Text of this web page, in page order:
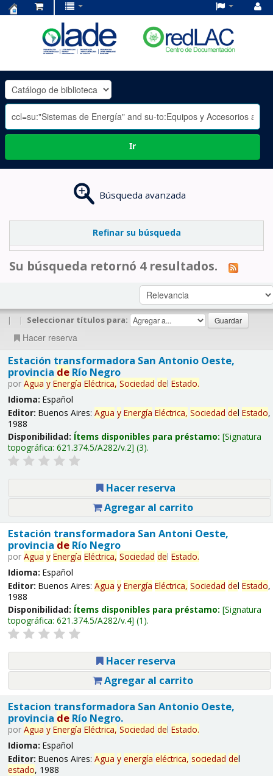
OLADE
-
Ir
Búsqueda avanzada
Refinar su búsqueda
Su búsqueda retornó 4 resultados.
| | Seleccionar títulos para:
Hacer reserva
Estación transformadora San Antonio Oeste,
provincia deRío Negro
por Agua y Energía Eléctrica, Sociedad del Estado.
Idioma: Español
Editor: Buenos Aires: Agua y Energía Eléctrica, Sociedad del Estado,
1988
Disponibilidad: Ítems disponibles para préstamo: Signatura
topográfica: 621.374.5/A282/v.2 (3).
Hacer reserva
Agregar al carrito
Estación transformadora San Antoni Oeste,
provincia deRío Negro
por Agua y Energía Eléctrica, Sociedad del Estado.
Idioma: Español
Editor: Buenos Aires: Agua y Energía Eléctrica, Sociedad del Estado,
1988
Disponibilidad: Ítems disponibles para préstamo: Signatura
topográfica: 621.374.5/A282/v.4 (1).
Hacer reserva
Agregar al carrito
Estacion transformadora San Antonio Oeste,
provincia deRío Negro.
por Agua y Energía Eléctrica, Sociedad del Estado.
Idioma: Español
Editor: Buenos Aires: Agua y energía eléctrica, sociedad del
estado, 1988